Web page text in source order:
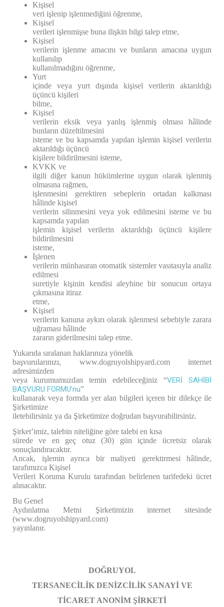
Kişisel
veri işlenip işlenmediğini öğrenme,
Kişisel
verileri işlenmişse buna ilişkin bilgi talep etme,
Kişisel
verilerin işlenme amacını ve bunların amacına uygun
kullanılıp
kullanılmadığını öğrenme,
Yurt
içinde veya yurt dışında kişisel verilerin aktarıldığı
üçüncü kişileri
bilme,
Kişisel
verilerin eksik veya yanlış işlenmiş olması hâlinde
bunların düzeltilmesini
isteme ve bu kapsamda yapılan işlemin kişisel verilerin
aktarıldığı üçüncü
kişilere bildirilmesini isteme,
KVKK ve
ilgili diğer kanun hükümlerine uygun olarak işlenmiş
olmasına rağmen,
işlenmesini gerektiren sebeplerin ortadan kalkması
hâlinde kişisel
verilerin silinmesini veya yok edilmesini isteme ve bu
kapsamda yapılan
işlemin kişisel verilerin aktarıldığı üçüncü kişilere
bildirilmesini
isteme,
İşlenen
verilerin münhasıran otomatik sistemler vasıtasıyla analiz
edilmesi
suretiyle kişinin kendisi aleyhine bir sonucun ortaya
çıkmasına itiraz
etme,
Kişisel
verilerin kanuna aykırı olarak işlenmesi sebebiyle zarara
uğraması hâlinde
zararın giderilmesini talep etme.
Yukarıda sıralanan haklarınıza yönelik
başvurularınızı, www.dogruyolshipyard.com internet
adresimizden
veya kurumumuzdan temin edebileceğiniz “VERİ SAHİBİ
BAŞVURU FORMU’nu”
kullanarak veya formda yer alan bilgileri içeren bir dilekçe ile
Şirketimize
iletebilirsiniz ya da Şirketimize doğrudan başvurabilirsiniz.
Şirket’imiz, talebin niteliğine göre talebi en kısa
sürede ve en geç otuz (30) gün içinde ücretsiz olarak
sonuçlandıracaktır.
Ancak, işlemin ayrıca bir maliyeti gerektirmesi hâlinde,
tarafımızca Kişisel
Verileri Koruma Kurulu tarafından belirlenen tarifedeki ücret
alınacaktır.
Bu Genel
Aydınlatma Metni Şirketimizin internet sitesinde
(www.dogruyolshipyard.com)
yayınlanır.
DOĞRUYOL
TERSANECİLİK DENİZCİLİK SANAYİ VE
TİCARET ANONİM ŞİRKETİ